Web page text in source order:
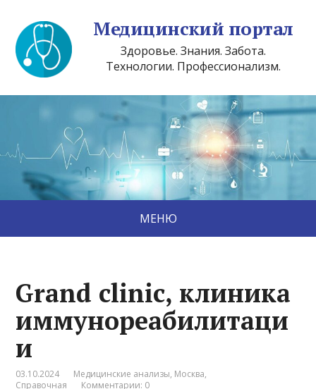
Медицинский портал
Здоровье. Знания. Забота.
Технологии. Профессионализм.
МЕНЮ
Grand сlinic, клиника
иммунореабилитаци
и
03.10.2024 Медицинские анализы, Москва,
Справочная
Комментарии: 0